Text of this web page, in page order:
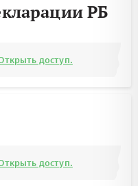
РБ
доступ.
доступ.